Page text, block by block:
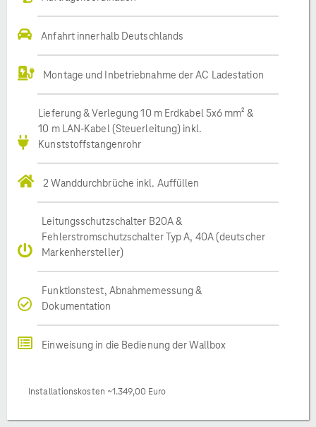
Anfahrt innerhalb Deutschlands
Montage und Inbetriebnahme der AC Ladestation
Lieferung & Verlegung 10 m Erdkabel 5x6 mm² &
10 m LAN-Kabel (Steuerleitung) inkl.
Kunststoffstangenrohr
2 Wanddurchbrüche inkl. Auffüllen
Leitungsschutzschalter B20A &
Fehlerstromschutzschalter Typ A, 40A (deutscher
Markenhersteller)
Funktionstest, Abnahmemessung &
Dokumentation
Einweisung in die Bedienung der Wallbox
Installationskosten ~1.349,00 Euro